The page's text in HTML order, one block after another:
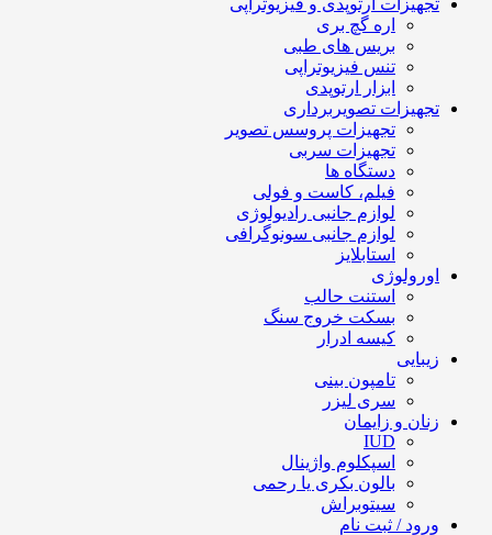
اره گچ بری
بریس های طبی
تنس فیزیوتراپی
ابزار ارتوپدی
تجهیزات تصویربرداری
تجهیزات پروسس تصویر
تجهیزات سربی
دستگاه ها
فیلم، کاست و فولی
لوازم جانبی رادیولوژی
لوازم جانبی سونوگرافی
استابلایز
اورولوژی
استنت حالب
بسکت خروج سنگ
کیسه ادرار
زیبایی
تامپون بینی
سری لیزر
زنان و زایمان
IUD
اسپکلوم واژینال
بالون بکری یا رحمی
سیتوبراش
ورود / ثبت نام